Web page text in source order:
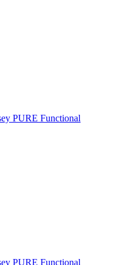
PURE Functional
PURE Functional